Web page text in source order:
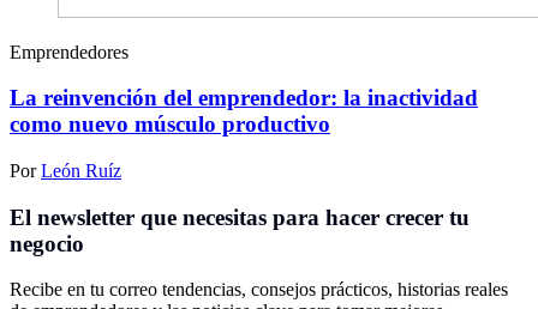
Emprendedores
La reinvención del emprendedor: la inactividad
como nuevo músculo productivo
PorLeón Ruíz
El newsletter que necesitas para hacer crecer tu
negocio
Recibe en tu correo tendencias, consejos prácticos, historias reales